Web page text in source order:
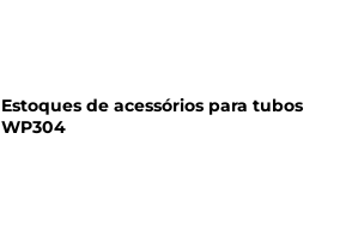
Estoques de acessórios para tubos
WP304